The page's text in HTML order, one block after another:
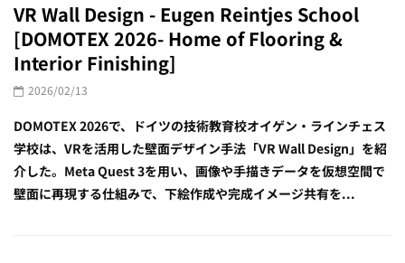
VR Wall Design - Eugen Reintjes School
[DOMOTEX 2026- Home of Flooring &
Interior Finishing]
2026/02/13
DOMOTEX 2026で、ドイツの技術教育校オイゲン・ラインチェス
学校は、VRを活用した壁面デザイン手法「VR Wall Design」を紹
介した。Meta Quest 3を用い、画像や手描きデータを仮想空間で
壁面に再現する仕組みで、下絵作成や完成イメージ共有を...